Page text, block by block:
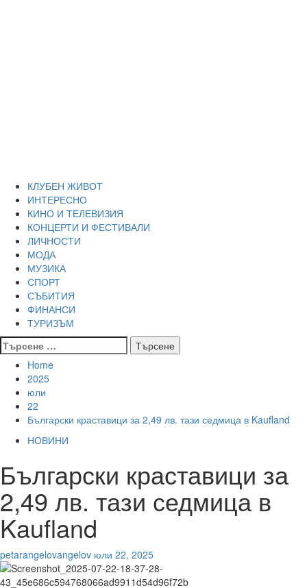
КЛУБЕН ЖИВОТ
ИНТЕРЕСНО
КИНО И ТЕЛЕВИЗИЯ
КОНЦЕРТИ И ФЕСТИВАЛИ
ЛИЧНОСТИ
МОДА
МУЗИКА
СПОРТ
СЪБИТИЯ
ФИНАНСИ
ТУРИЗЪМ
Търсене
за:
Home
2025
юли
22
Български краставици за 2,49 лв. тази седмица в Kaufland
НОВИНИ
Български краставици за
2,49 лв. тази седмица в
Kaufland
petarangelovangelov юли 22, 2025